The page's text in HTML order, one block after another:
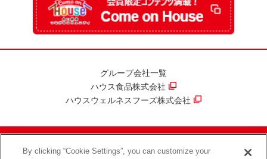
グループ会社一覧
ハウス食品株式会社
ハウスウェルネスフーズ株式会社
ハウス食品グループ情報セキュリティ方針 プライバシーポリシー
By clicking “Cookie Settings”, you can customize your